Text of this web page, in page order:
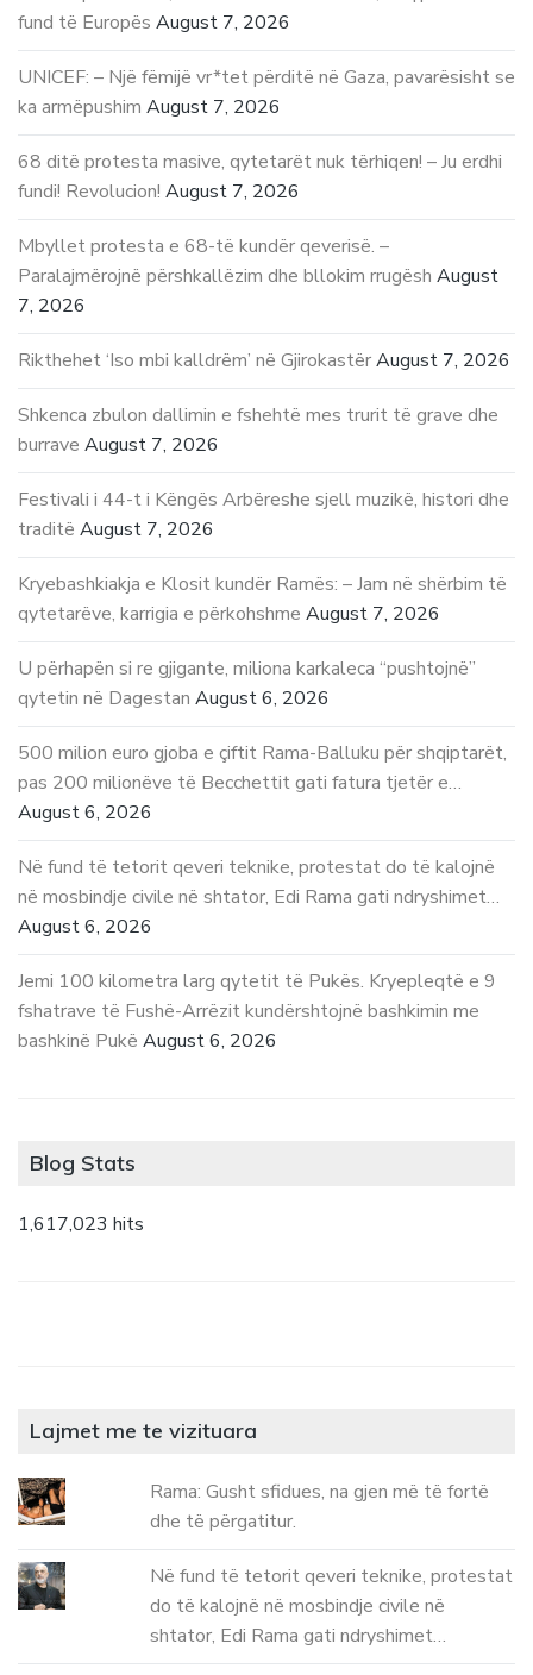
fund të Europës August 7, 2026
UNICEF: – Një fëmijë vr*tet përditë në Gaza, pavarësisht se
ka armëpushim August 7, 2026
68 ditë protesta masive, qytetarët nuk tërhiqen! – Ju erdhi
fundi! Revolucion! August 7, 2026
Mbyllet protesta e 68-të kundër qeverisë. –
Paralajmërojnë përshkallëzim dhe bllokim rrugësh August
7, 2026
Rikthehet ‘Iso mbi kalldrëm’ në GjirokastërAugust 7, 2026
Shkenca zbulon dallimin e fshehtë mes trurit të grave dhe
burrave August 7, 2026
Festivali i 44-t i Këngës Arbëreshe sjell muzikë, histori dhe
traditë August 7, 2026
Kryebashkiakja e Klosit kundër Ramës: – Jam në shërbim të
qytetarëve, karrigia e përkohshme August 7, 2026
U përhapën si re gjigante, miliona karkaleca “pushtojnë”
qytetin në Dagestan August 6, 2026
500 milion euro gjoba e çiftit Rama-Balluku për shqiptarët,
pas 200 milionëve të Becchettit gati fatura tjetër e…
August 6, 2026
Në fund të tetorit qeveri teknike, protestat do të kalojnë
në mosbindje civile në shtator, Edi Rama gati ndryshimet…
August 6, 2026
Jemi 100 kilometra larg qytetit të Pukës. Kryepleqtë e 9
fshatrave të Fushë-Arrëzit kundërshtojnë bashkimin me
bashkinë Pukë August 6, 2026
Blog Stats
1,617,023 hits
Lajmet me te vizituara
Rama: Gusht sfidues, na gjen më të fortë
dhe të përgatitur.
Në fund të tetorit qeveri teknike, protestat
do të kalojnë në mosbindje civile në
shtator, Edi Rama gati ndryshimet…